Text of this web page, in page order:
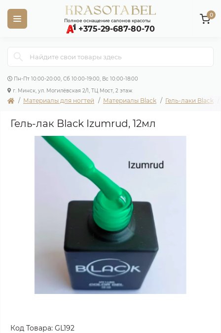
+375-29-687-80-70
Полное оснащение салонов красоты
Пн-Пт 10:00-20:00, Сб 10:00-19:00, Вс 10:00-18:00
г. Минск, ул. Могилёвская 2/1, ТЦ Мост, 2 этаж
0
Материалы для ногтей Материалы Black Гель-лаки Black
Гель-лак Black Izumrud, 12мл
Код Товара: GL192